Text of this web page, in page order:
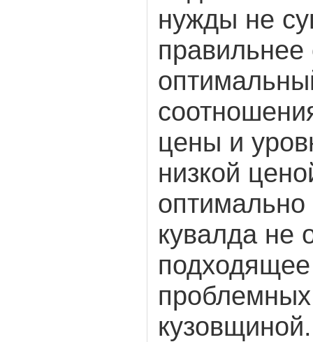
нужды не
правильнее
цены и
низкой
оптимально
кувалда не
кузовщиной.